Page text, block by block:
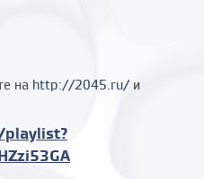
на http://2045.ru/ и